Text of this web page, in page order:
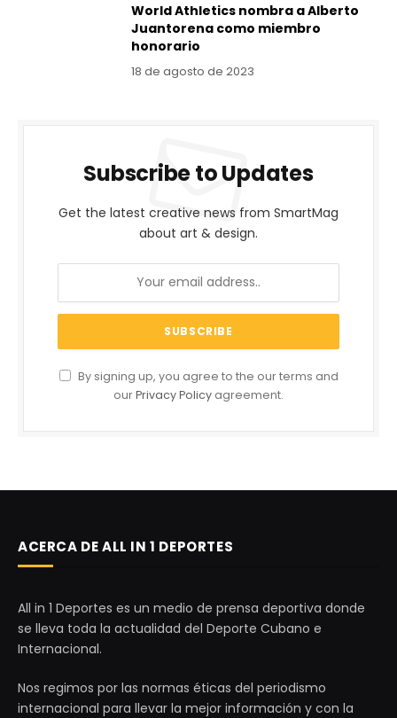
World Athletics nombra a Alberto
Juantorena como miembro
honorario
18 de agosto de 2023
Subscribe to Updates
Get the latest creative news from SmartMag
about art & design.
By signing up, you agree to the our terms and
ourPrivacy Policy agreement.
ACERCA DE ALL IN 1 DEPORTES
All in 1 Deportes es un medio de prensa deportiva donde
se lleva toda la actualidad del Deporte Cubano e
Internacional.
Nos regimos por las normas éticas del periodismo
internacional para llevar la mejor información y con la